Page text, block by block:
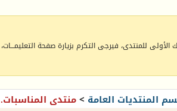
للمنتدى، فيرجى التكرم بزيارة صفحة التعليمـــات،
المنتديات العامة >منتدى المناسبات.